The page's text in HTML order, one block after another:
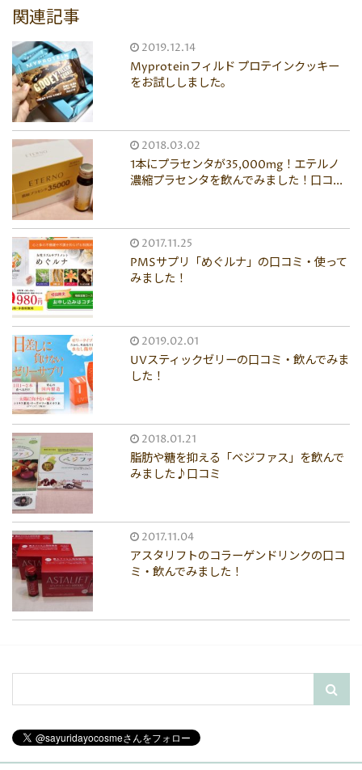
関連記事
2019.12.14
Myproteinフィルド プロテインクッキー
をお試ししました。
2018.03.02
1本にプラセンタが35,000mg！エテルノ
濃縮プラセンタを飲んでみました！口コ...
2017.11.25
PMSサプリ「めぐルナ」の口コミ・使って
みました！
2019.02.01
UVスティックゼリーの口コミ・飲んでみま
した！
2018.01.21
脂肪や糖を抑える「ベジファス」を飲んで
みました♪口コミ
2017.11.04
アスタリフトのコラーゲンドリンクの口コ
ミ・飲んでみました！